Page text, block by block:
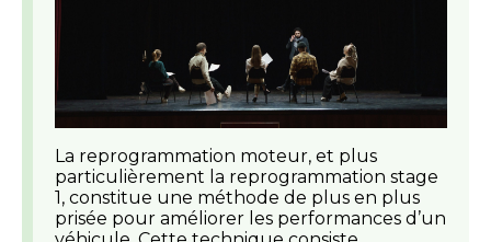
La reprogrammation moteur, et plus
particulièrement la reprogrammation stage
1, constitue une méthode de plus en plus
prisée pour améliorer les performances d’un